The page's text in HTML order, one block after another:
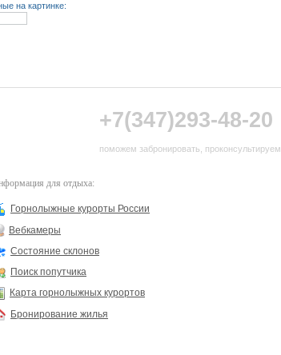
на картинке:
+7(347)293-48-20
поможем забронировать, проконсультируем
для отдыха:
Горнолыжные курорты России
Вебкамеры
Состояние склонов
Поиск попутчика
Карта горнолыжных курортов
Бронирование жилья